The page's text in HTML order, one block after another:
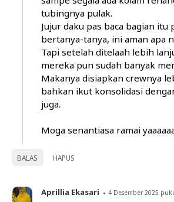
tubingnya pulak.
Jujur daku pas baca bagian itu
bertanya-tanya, ini aman apa
Tapi setelah ditelaah lebih
mereka pun sudah banyak
Makanya disiapkan crewnya
bahkan ikut konsolidasi
juga.
Moga senantiasa ramai
BALAS HAPUS
Aprillia Ekasari 4 Desember 2025